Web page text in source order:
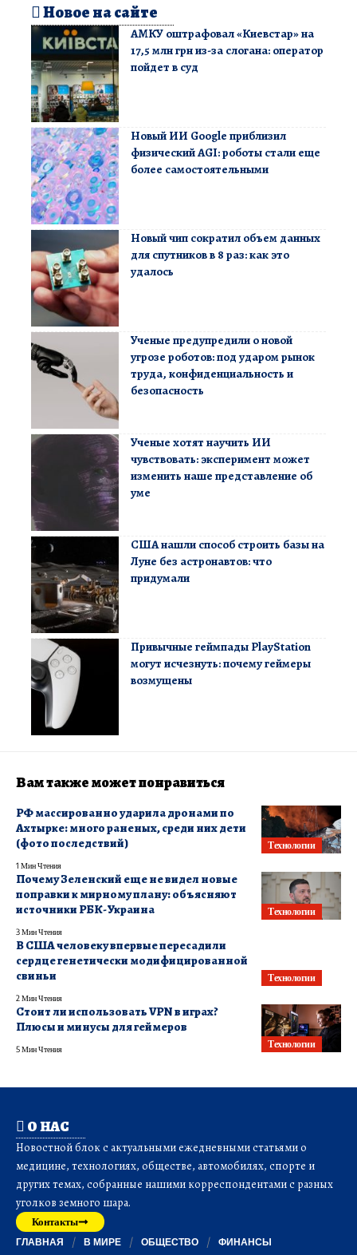
Новое на сайте
АМКУ оштрафовал «Киевстар» на
17,5 млн грн из-за слогана: оператор
пойдет в суд
Новый ИИ Google приблизил
физический AGI: роботы стали еще
более самостоятельными
Новый чип сократил объем данных
для спутников в 8 раз: как это
удалось
Ученые предупредили о новой
угрозе роботов: под ударом рынок
труда, конфиденциальность и
безопасность
Ученые хотят научить ИИ
чувствовать: эксперимент может
изменить наше представление об
уме
США нашли способ строить базы на
Луне без астронавтов: что
придумали
Привычные геймпады PlayStation
могут исчезнуть: почему геймеры
возмущены
Вам также может понравиться
Технологии
РФ массированно ударила дронами по
Ахтырке: много раненых, среди них дети
(фото последствий)
1 Мин Чтения
Технологии
Почему Зеленский еще не видел новые
поправки к мирному плану: объясняют
источники РБК-Украина
3 Мин Чтения
Технологии
В США человеку впервые пересадили
сердце генетически модифицированной
свиньи
2 Мин Чтения
Технологии
Стоит ли использовать VPN в играх?
Плюсы и минусы для геймеров
5 Мин Чтения
О НАС
Новостной блок с актуальными ежедневными статьями о
медицине, технологиях, обществе, автомобилях, спорте и
других темах, собранные нашими корреспондентами с разных
уголков земного шара.
Контакты
ГЛАВНАЯ В МИРЕ ОБЩЕСТВО ФИНАНСЫ